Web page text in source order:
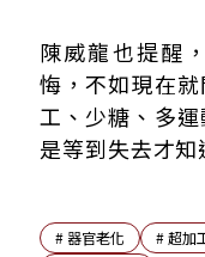
陳威龍也提醒
悔，不如現在
工、少糖、多
是等到失去才知
# 器官老化 #超加